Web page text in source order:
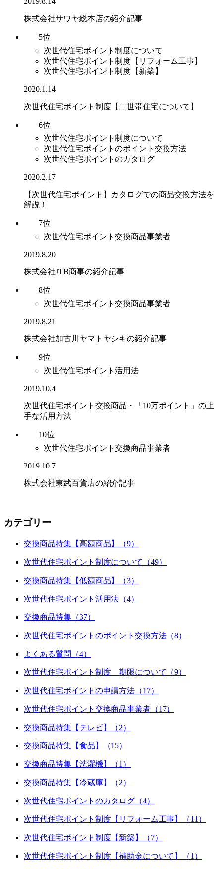
株式会社サワヤ総本店の紹介記事
5位
次世代住宅ポイント制度について
次世代住宅ポイント制度【リフォーム工事】
次世代住宅ポイント制度【新築】
2020.1.14
次世代住宅ポイント制度【二世帯住宅について】
6位
次世代住宅ポイント制度について
次世代住宅ポイントのポイント交換方法
次世代住宅ポイントのカタログ
2020.2.17
【次世代住宅ポイント】カタログでの商品交換方法を
解説！
7位
次世代住宅ポイント交換商品事業者
2019.8.20
株式会社JTB商事の紹介記事
8位
次世代住宅ポイント交換商品事業者
2019.8.21
株式会社加古川ヤマトヤシキの紹介記事
9位
次世代住宅ポイント活用法
2019.10.4
次世代住宅ポイント交換商品・「10万ポイント」の上
手な活用方法
10位
次世代住宅ポイント交換商品事業者
2019.10.7
株式会社東武百貨店の紹介記事
カテゴリー
交換商品特集【高額商品】（9）
次世代住宅ポイント制度について（49）
交換商品特集【低額商品】（3）
次世代住宅ポイント活用法（4）
交換商品特集（37）
次世代住宅ポイントのポイント交換方法（8）
よくある質問（4）
次世代住宅ポイント制度 期限について（9）
次世代住宅ポイントの申請方法（17）
次世代住宅ポイント交換商品事業者（17）
交換商品特集【テレビ】（2）
交換商品特集【食品】（15）
交換商品特集【洗濯機】（1）
交換商品特集【冷蔵庫】（2）
次世代住宅ポイントのカタログ（4）
次世代住宅ポイント制度【リフォーム工事】（11）
次世代住宅ポイント制度【新築】（7）
次世代住宅ポイント制度【補助金について】（1）